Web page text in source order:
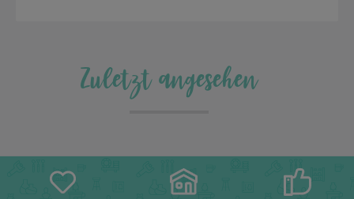
Zuletzt angesehen